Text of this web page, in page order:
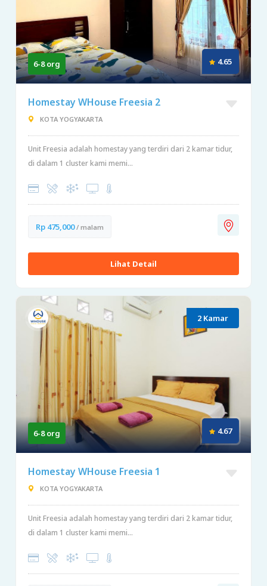
6-8 org 4.65
Homestay WHouse Freesia 2
KOTA YOGYAKARTA
Unit Freesia adalah homestay yang terdiri dari 2 kamar tidur,
di dalam 1 cluster kami memi...
Rp 475,000/ malam
Lihat Detail
2 Kamar
6-8 org 4.67
Homestay WHouse Freesia 1
KOTA YOGYAKARTA
Unit Freesia adalah homestay yang terdiri dari 2 kamar tidur,
di dalam 1 cluster kami memi...